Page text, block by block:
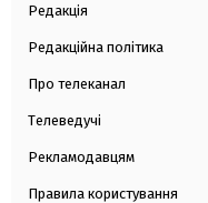
Редакція
Редакційна політика
Про телеканал
Телеведучі
Рекламодавцям
Правила користування